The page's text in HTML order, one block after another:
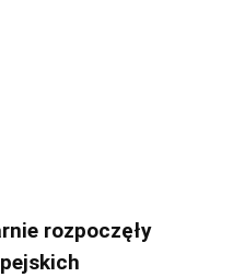
rozpoczęły